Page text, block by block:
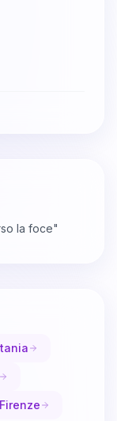
la foce"
Firenze